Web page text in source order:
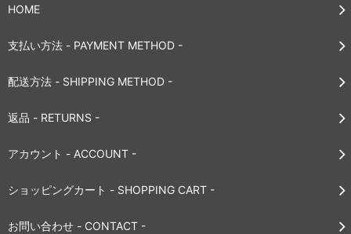
HOME
支払い方法 - PAYMENT METHOD -
配送方法 - SHIPPING METHOD -
返品 - RETURNS -
アカウント - ACCOUNT -
ショッピングカート - SHOPPING CART -
お問い合わせ - CONTACT -